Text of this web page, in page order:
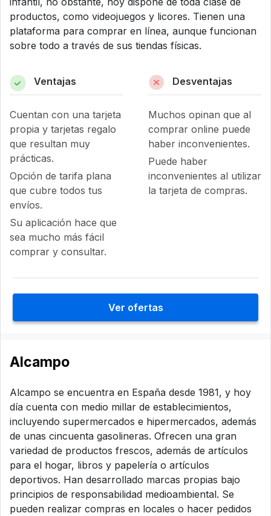
productos, como videojuegos y licores. Tienen una
plataforma para comprar en línea, aunque funcionan
sobre todo a través de sus tiendas físicas.
Ventajas
Cuentan con una tarjeta
propia y tarjetas regalo
que resultan muy
prácticas.
Opción de tarifa plana
que cubre todos tus
envíos.
Su aplicación hace que
sea mucho más fácil
comprar y consultar.
Desventajas
Muchos opinan que al
comprar online puede
haber inconvenientes.
Puede haber
inconvenientes al utilizar
la tarjeta de compras.
Ver ofertas
Alcampo
Alcampo se encuentra en España desde 1981, y hoy
día cuenta con medio millar de establecimientos,
incluyendo supermercados e hipermercados, además
de unas cincuenta gasolineras. Ofrecen una gran
variedad de productos frescos, además de artículos
para el hogar, libros y papelería o artículos
deportivos. Han desarrollado marcas propias bajo
principios de responsabilidad medioambiental. Se
pueden realizar compras en locales o hacer pedidos